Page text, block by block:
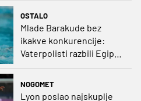
OSTALO
Mlade Barakude bez
ikakve konkurencije:
Vaterpolisti razbili Egipat
za polufinale SP-a!
NOGOMET
Lyon poslao najskuplje